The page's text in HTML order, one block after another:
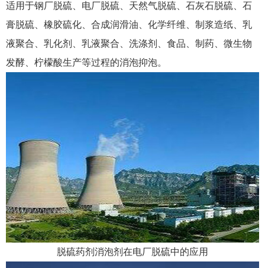
适用于钢厂脱硫、电厂脱硫、天然气脱硫、石灰石脱硫、石
膏脱硫、橡胶硫化、合成润滑油、化学纤维、制浆造纸、乳
液聚合、乳化剂、乳液聚合、洗涤剂、食品、制药、微生物
发酵、柠檬酸生产等过程的消泡抑泡。
脱硫药剂消泡剂在电厂脱硫中的应用